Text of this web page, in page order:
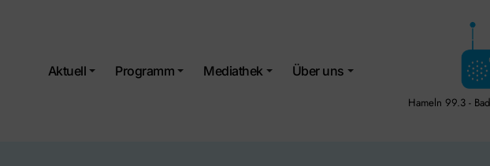
Aktuell Programm Mediathek Über uns
Hameln 99.3 -